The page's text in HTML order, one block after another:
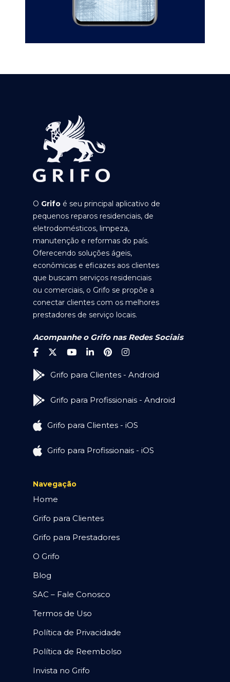
O Grifo é seu principal aplicativo de
pequenos reparos residenciais, de
eletrodomésticos, limpeza,
manutenção e reformas do país.
Oferecendo soluções ágeis,
econômicas e eficazes aos clientes
que buscam serviços residenciais
ou comerciais, o Grifo se propõe a
conectar clientes com os melhores
prestadores de serviço locais.
Acompanhe o Grifo nas Redes Sociais
Grifo para Clientes - Android
Grifo para Profissionais - Android
Grifo para Clientes - iOS
Grifo para Profissionais - iOS
Navegação
Home
Grifo para Clientes
Grifo para Prestadores
O Grifo
Blog
SAC – Fale Conosco
Termos de Uso
Política de Privacidade
Política de Reembolso
Invista no Grifo